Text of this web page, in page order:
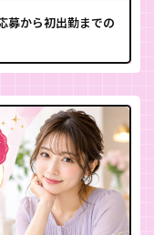
募から初出勤までの